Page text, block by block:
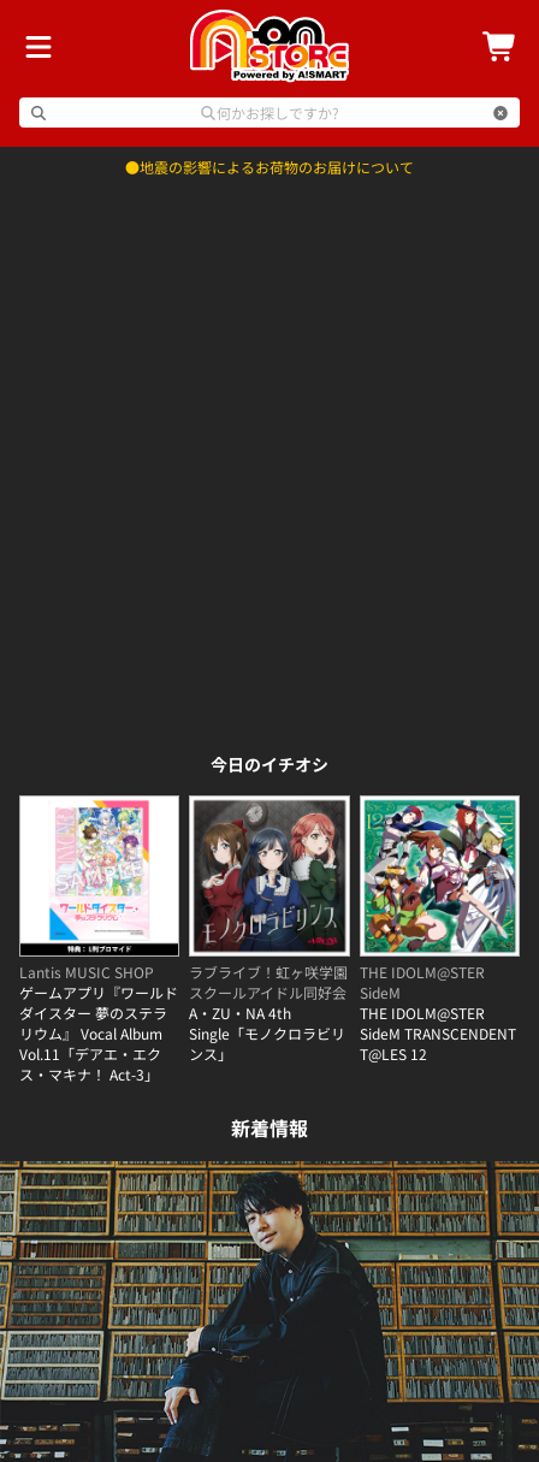
何かお探しですか?
地震の影響によるお荷物のお届けについて
今日のイチオシ
Lantis MUSIC SHOP
ゲームアプリ『ワールド
ダイスター 夢のステラ
リウム』 Vocal Album
Vol.11「デアエ・エク
ス・マキナ！ Act-3」
ラブライブ！虹ヶ咲学園
スクールアイドル同好会
A・ZU・NA 4th
Single「モノクロラビリ
ンス」
THE IDOLM@STER
SideM
THE IDOLM@STER
SideM TRANSCENDENT
T@LES 12
新着情報